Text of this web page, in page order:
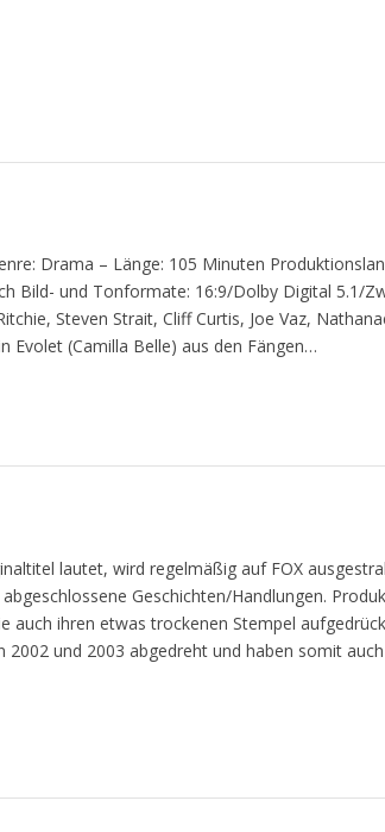
Drama – Länge: 105 Minuten
Bild- und Tonformate: 16:9/Dolby Digital 5.1/
Steven Strait, Cliff Curtis, Joe Vaz,
Evolet (Camilla Belle) aus den Fängen…
lautet, wird regelmäßig auf FOX
Geschichten/Handlungen.
auch ihren etwas trockenen Stempel
und 2003 abgedreht und haben somit